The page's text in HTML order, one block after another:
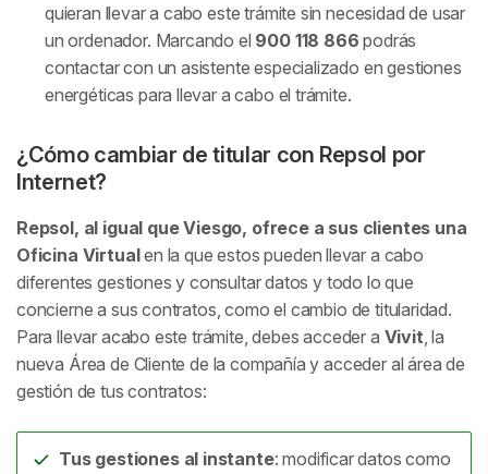
quieran llevar a cabo este trámite sin necesidad de usar
un ordenador. Marcando el 900 118 866 podrás
contactar con un asistente especializado en gestiones
energéticas para llevar a cabo el trámite.
¿Cómo cambiar de titular con Repsol por
Internet?
Repsol, al igual que Viesgo, ofrece a sus clientes una
Oficina Virtualen la que estos pueden llevar a cabo
diferentes gestiones y consultar datos y todo lo que
concierne a sus contratos, como el cambio de titularidad.
Para llevar acabo este trámite, debes acceder a Vivit, la
nueva Área de Cliente de la compañía y acceder al área de
gestión de tus contratos:
Tus gestiones al instante: modificar datos como